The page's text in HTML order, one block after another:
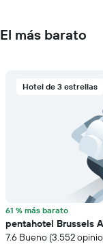
El más barato
Hotel de 3 estrellas
61 % más barato
pentahotel Brussels
7.6 Bueno (3.552